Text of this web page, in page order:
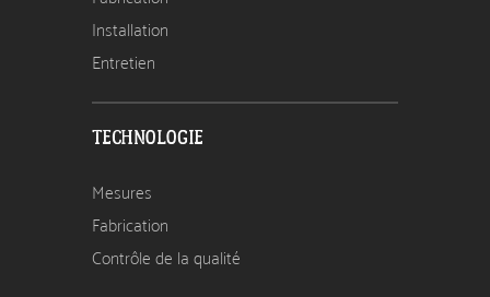
Installation
Entretien
TECHNOLOGIE
Mesures
Fabrication
Contrôle de la qualité